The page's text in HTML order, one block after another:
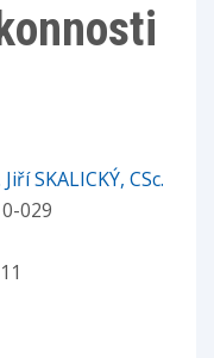
SKALICKÝ, CSc.
029